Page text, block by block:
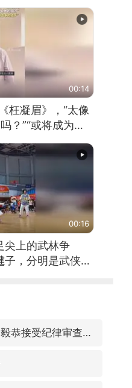
00:14
枉凝眉》，“太像
？”“或将成为首
”（来源：新华每
00:16
尖上的武林争
子，分明是武侠片
福建省泉州市委书记张毅恭接受纪律审查和监察调查